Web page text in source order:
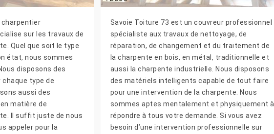
charpentier
sur les travaux de
Quel que soit le type
état, nous sommes
disposons des
type de
aussi des
matière de
Il suffit juste de nous
appeler pour la
Savoie Toiture 73 est un couvreur professionnel
spécialiste aux travaux de nettoyage, de
réparation, de changement et du traitement de
la charpente en bois, en métal, traditionnelle et
aussi la charpente industrielle. Nous disposons
des matériels intelligents capable de tout faire
pour une intervention de la charpente. Nous
sommes aptes mentalement et physiquement à
répondre à tous votre demande. Si vous avez
besoin d’une intervention professionnelle sur